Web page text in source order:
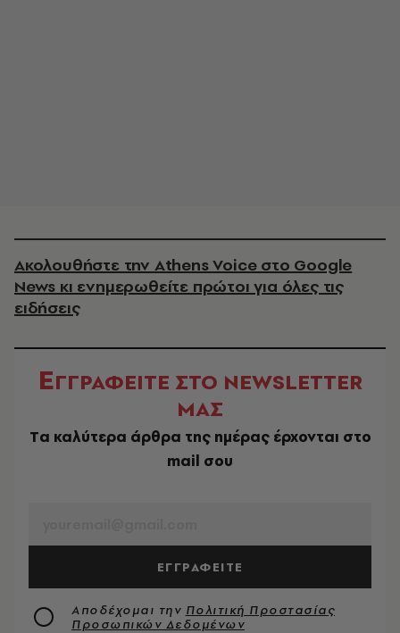
Ακολουθήστε την Athens Voice στο Google
News κι ενημερωθείτε πρώτοι για όλες τις
ειδήσεις
ΕΓΓΡΑΦΕΙΤΕ ΣΤΟ NEWSLETTER
ΜΑΣ
Tα καλύτερα άρθρα της ημέρας έρχονται στο
mail σου
ΕΓΓΡΑΦΕΙΤΕ
Αποδέχομαι την Πολιτική Προστασίας
Προσωπικών Δεδομένων